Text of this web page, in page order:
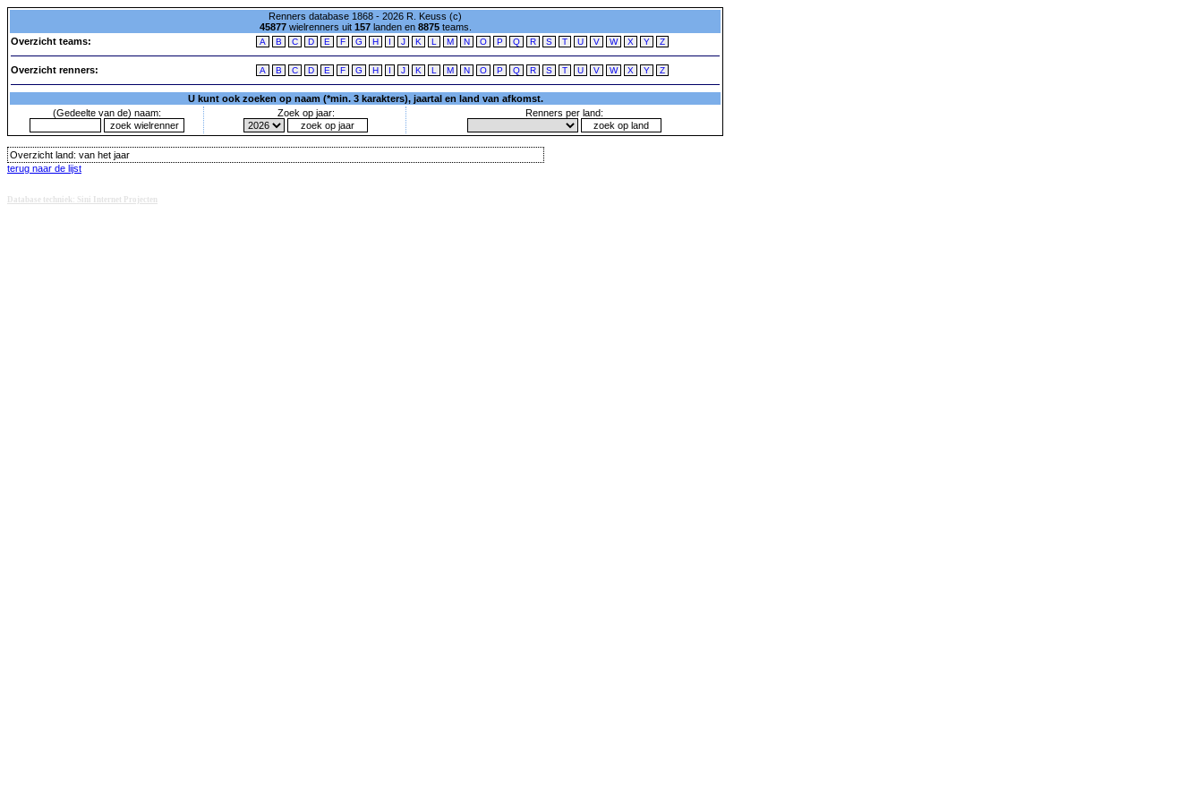
Renners database 1868 - 2026 R. Keuss (c)
45877wielrenners uit 157landen en 8875teams.
Overzicht teams:
A B C D E F G H I J K L M N O P Q R S T U V W X Y Z
Overzicht renners: A B C D E F G H I J K L M N O P Q R S T U V W X Y Z
U kunt ook zoeken op naam (*min. 3 karakters), jaartal en land van afkomst.
(Gedeelte van de) naam:
Zoek op jaar: Renners per land:
Overzicht land: van het jaar
terug naar de lijst
Database techniek: Sini Internet Projecten